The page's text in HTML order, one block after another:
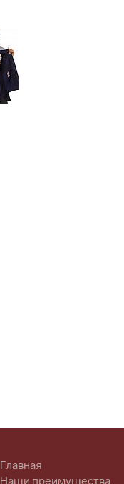
Главная
Наши преимущества